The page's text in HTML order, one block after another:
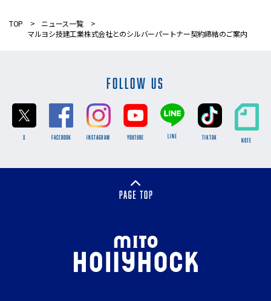
TOP
ニュース一覧
マルヨシ技建工業株式会社とのシルバーパートナー契約締結のご案内
FOLLOW US
X FACEBOOK INSTAGRAM YOUTUBE LINE TikTok NOTE